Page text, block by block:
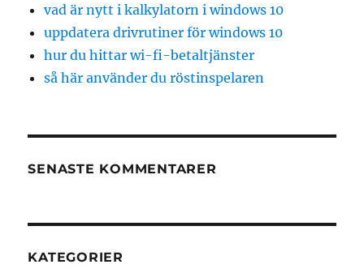
vad är nytt i kalkylatorn i windows 10
uppdatera drivrutiner för windows 10
hur du hittar wi-fi-betaltjänster
så här använder du röstinspelaren
SENASTE KOMMENTARER
KATEGORIER